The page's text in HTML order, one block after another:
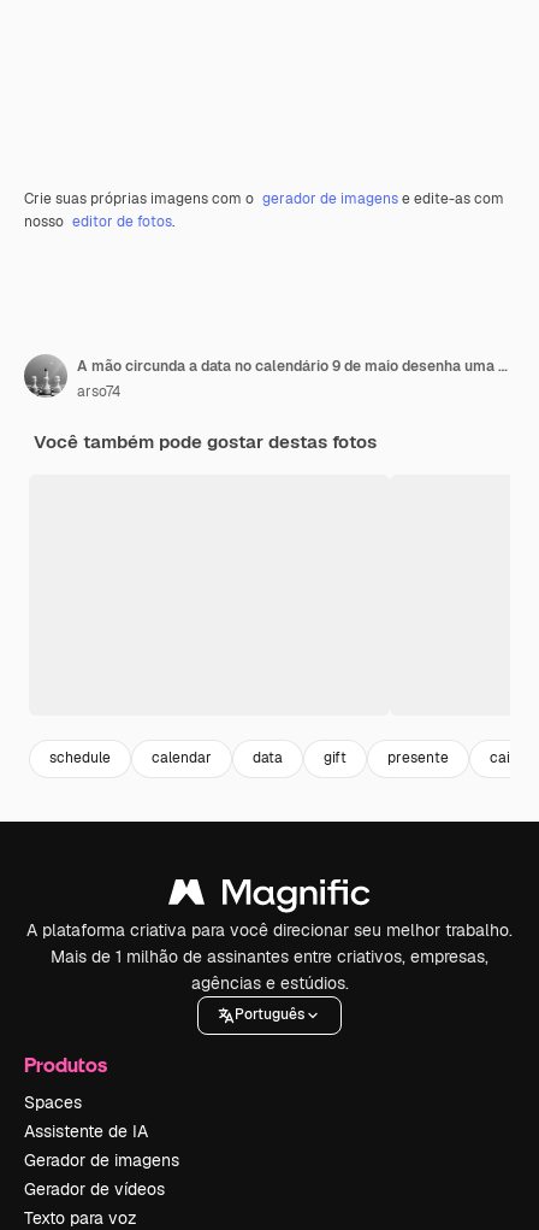
Crie suas próprias imagens com o gerador de imagense edite-as com
nosso editor de fotos.
A mão circunda a data no calendário 9 de maio desenha uma caixa de presente e escreve o texto Feriado de aniversário
arso74
Você também pode gostar destas fotos
schedule calendar data gift presente caixa
A plataforma criativa para você direcionar seu melhor trabalho.
Mais de 1 milhão de assinantes entre criativos, empresas,
agências e estúdios.
Português
Produtos
Spaces
Assistente de IA
Gerador de imagens
Gerador de vídeos
Texto para voz